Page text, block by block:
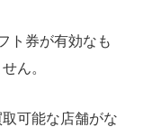
ト券が有効なも
ん。
可能な店舗がな